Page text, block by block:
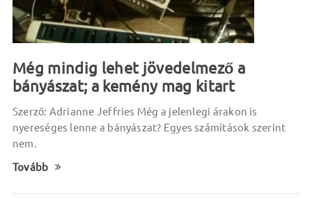
Még mindig lehet jövedelmező a
bányászat; a kemény mag kitart
Szerző: Adrianne Jeffries Még a jelenlegi árakon is
nyereséges lenne a bányászat? Egyes számítások szerint
nem.
Tovább